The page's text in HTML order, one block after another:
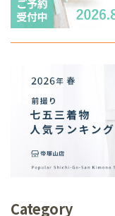
Category